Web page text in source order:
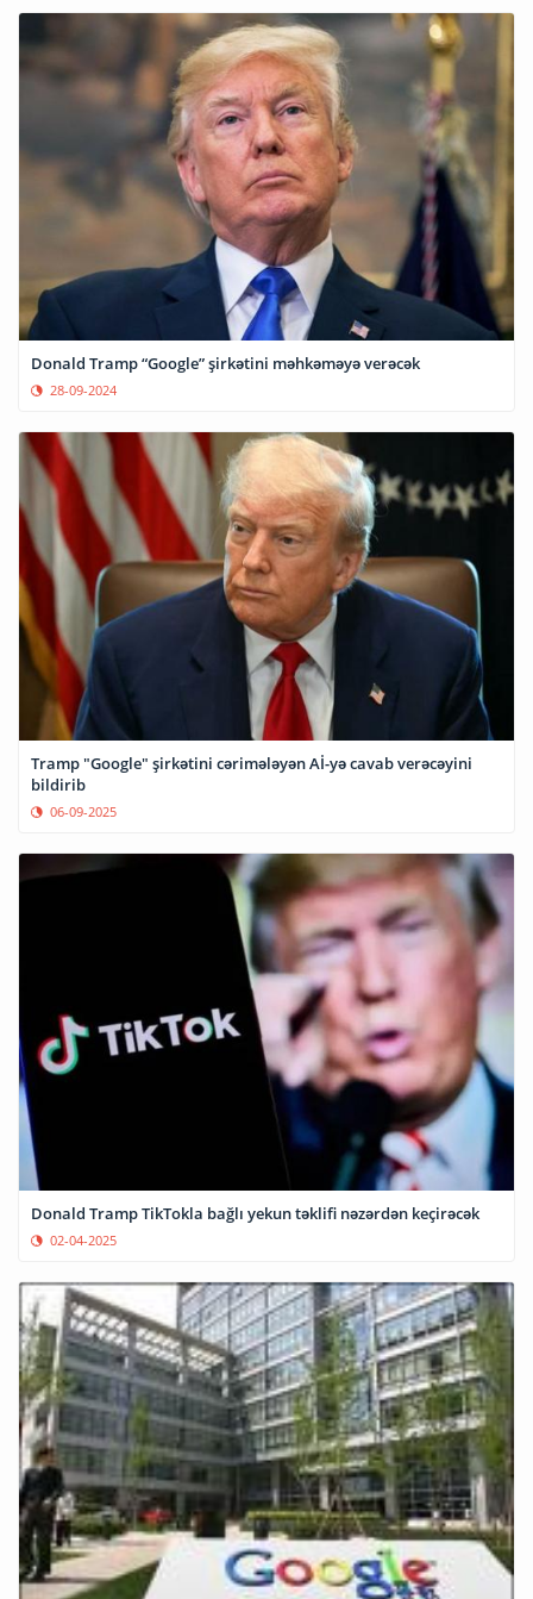
Donald Tramp “Google” şirkətini məhkəməyə verəcək
28-09-2024
Tramp "Google" şirkətini cərimələyən Aİ-yə cavab verəcəyini
bildirib
06-09-2025
Donald Tramp TikTokla bağlı yekun təklifi nəzərdən keçirəcək
02-04-2025